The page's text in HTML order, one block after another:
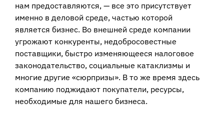
нам предоставляются, — все это присутствует
именно в деловой среде, частью которой
является бизнес. Во внешней среде компании
угрожают конкуренты, недобросовестные
поставщики, быстро изменяющееся налоговое
законодательство, социальные катаклизмы и
многие другие «сюрпризы». В то же время здесь
компанию поджидают покупатели, ресурсы,
необходимые для нашего бизнеса.